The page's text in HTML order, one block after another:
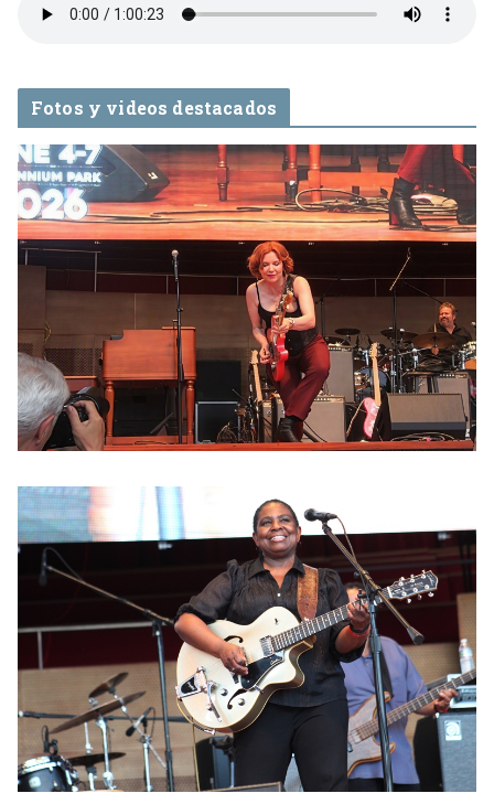
Fotos y videos destacados